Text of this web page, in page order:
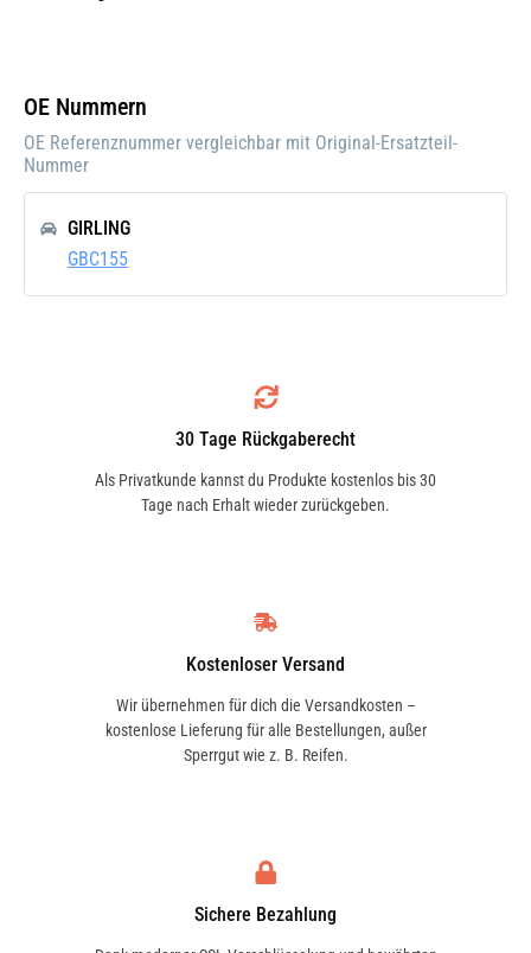
Pfand:
OE Nummern
OE Referenznummer vergleichbar mit Original-Ersatzteil-
Nummer
GIRLING
GBC155
30 Tage Rückgaberecht
Als Privatkunde kannst du Produkte kostenlos bis 30
Tage nach Erhalt wieder zurückgeben.
Kostenloser Versand
Wir übernehmen für dich die Versandkosten –
kostenlose Lieferung für alle Bestellungen, außer
Sperrgut wie z. B. Reifen.
Sichere Bezahlung